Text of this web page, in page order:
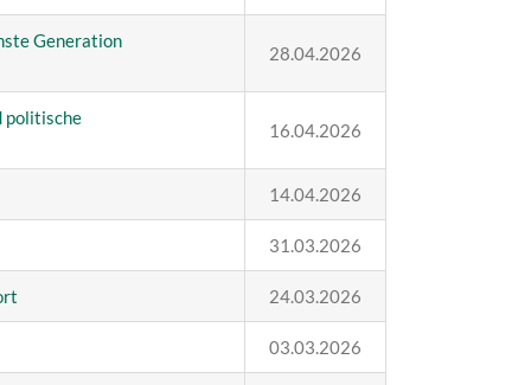
Generation
28.04.2026
politische
16.04.2026
14.04.2026
31.03.2026
24.03.2026
03.03.2026